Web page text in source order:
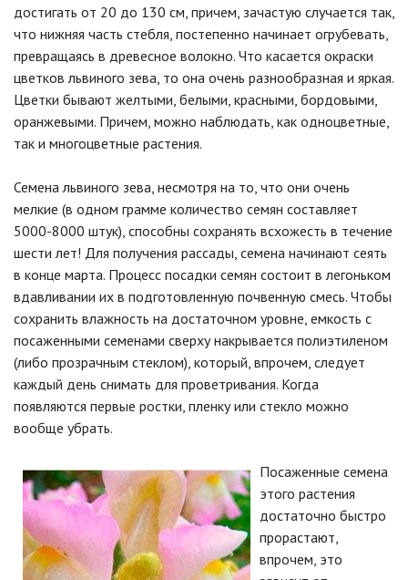
достигать от 20 до 130 см, причем, зачастую случается так,
что нижняя часть стебля, постепенно начинает огрубевать,
превращаясь в древесное волокно. Что касается окраски
цветков львиного зева, то она очень разнообразная и яркая.
Цветки бывают желтыми, белыми, красными, бордовыми,
оранжевыми. Причем, можно наблюдать, как одноцветные,
так и многоцветные растения.
Семена львиного зева, несмотря на то, что они очень
мелкие (в одном грамме количество семян составляет
5000-8000 штук), способны сохранять всхожесть в течение
шести лет! Для получения рассады, семена начинают сеять
в конце марта. Процесс посадки семян состоит в легоньком
вдавливании их в подготовленную почвенную смесь. Чтобы
сохранить влажность на достаточном уровне, емкость с
посаженными семенами сверху накрывается полиэтиленом
(либо прозрачным стеклом), который, впрочем, следует
каждый день снимать для проветривания. Когда
появляются первые ростки, пленку или стекло можно
вообще убрать.
Посаженные семена
этого растения
достаточно быстро
прорастают,
впрочем, это